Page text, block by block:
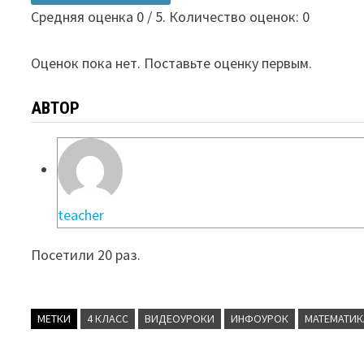
Средняя оценка 0 / 5. Количество оценок: 0
Оценок пока нет. Поставьте оценку первым.
АВТОР
teacher
Посетили 20 раз.
МЕТКИ 4 КЛАСС ВИДЕОУРОКИ ИНФОУРОК